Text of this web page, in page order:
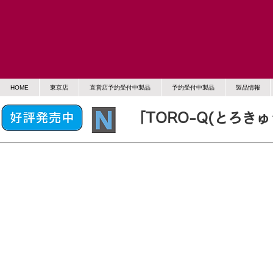
HOME 東京店 直営店予約受付中製品 予約受付中製品 製品情報
「TORO-Q(とろき